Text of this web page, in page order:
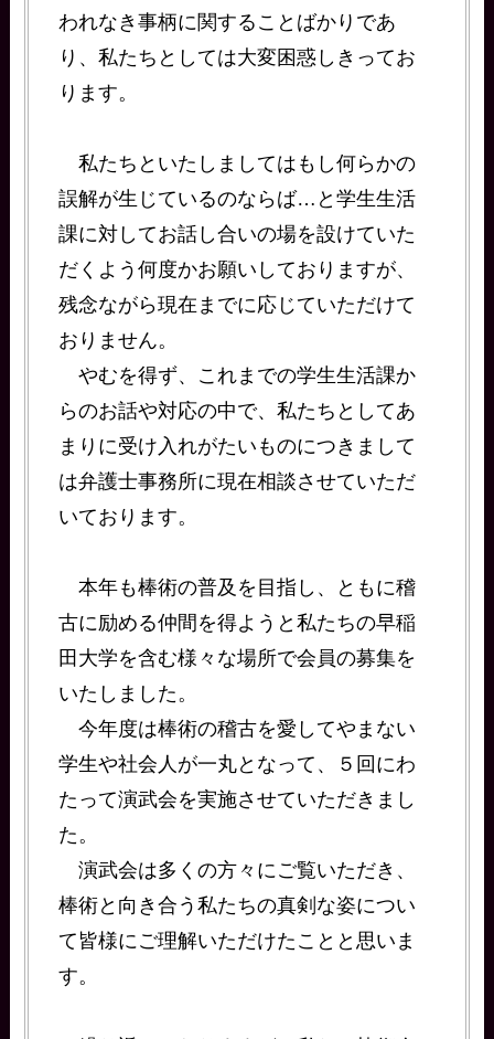
われなき事柄に関することばかりであ
り、私たちとしては大変困惑しきってお
ります。
私たちといたしましてはもし何らかの
誤解が生じているのならば…と学生生活
課に対してお話し合いの場を設けていた
だくよう何度かお願いしておりますが、
残念ながら現在までに応じていただけて
おりません。
やむを得ず、これまでの学生生活課か
らのお話や対応の中で、私たちとしてあ
まりに受け入れがたいものにつきまして
は弁護士事務所に現在相談させていただ
いております。
本年も棒術の普及を目指し、ともに稽
古に励める仲間を得ようと私たちの早稲
田大学を含む様々な場所で会員の募集を
いたしました。
今年度は棒術の稽古を愛してやまない
学生や社会人が一丸となって、５回にわ
たって演武会を実施させていただきまし
た。
演武会は多くの方々にご覧いただき、
棒術と向き合う私たちの真剣な姿につい
て皆様にご理解いただけたことと思いま
す。